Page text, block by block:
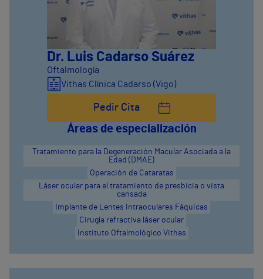
Dr. Luis Cadarso Suárez
Oftalmología
Vithas Clínica Cadarso (Vigo)
Pedir Cita
Áreas de especialización
Instituto Oftalmológico Vithas
Cirugía refractiva láser ocular
Implante de Lentes Intraoculares Fáquicas
Láser ocular para el tratamiento de presbicia o vista
cansada
Operación de Cataratas
Tratamiento para la Degeneración Macular Asociada a la
Edad (DMAE)